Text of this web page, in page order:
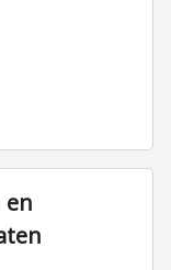
en